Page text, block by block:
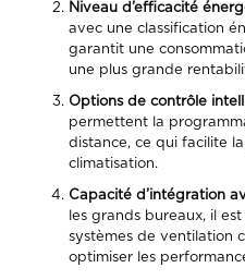
Niveau d’efficacité
avec une classification
garantit une
une plus grande
Options de contrôle
permettent la
distance, ce qui facilite
climatisation.
Capacité d’intégration
les grands bureaux, il
systèmes de ventilation
optimiser les